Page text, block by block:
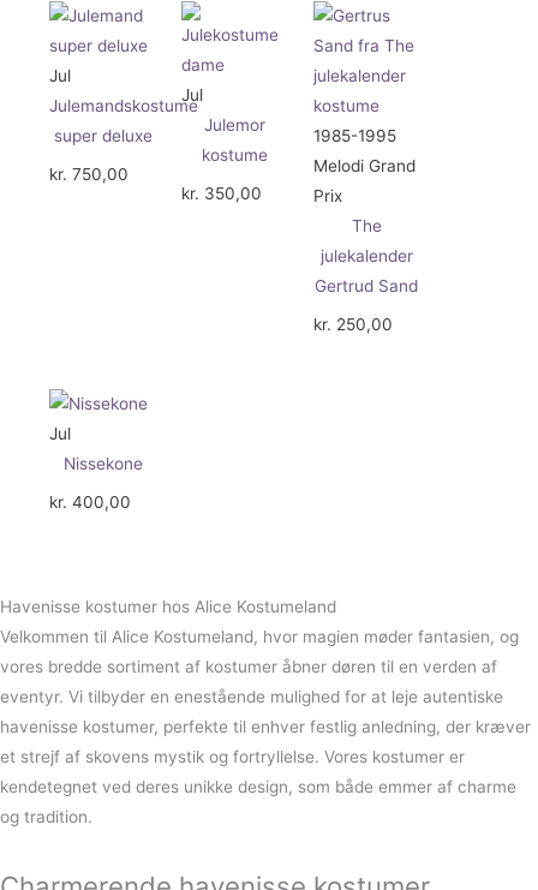
Jul
Julemandskostume
super deluxe
kr. 750,00
Jul
Julemor
kostume
kr. 350,00
1985-1995
Melodi Grand
Prix
The
julekalender
Gertrud Sand
kr. 250,00
Jul
Nissekone
kr. 400,00
Havenisse kostumer hos Alice Kostumeland
Velkommen til Alice Kostumeland, hvor magien møder fantasien, og
vores bredde sortiment af kostumer åbner døren til en verden af
eventyr. Vi tilbyder en enestående mulighed for at leje autentiske
havenisse kostumer, perfekte til enhver festlig anledning, der kræver
et strejf af skovens mystik og fortryllelse. Vores kostumer er
kendetegnet ved deres unikke design, som både emmer af charme
og tradition.